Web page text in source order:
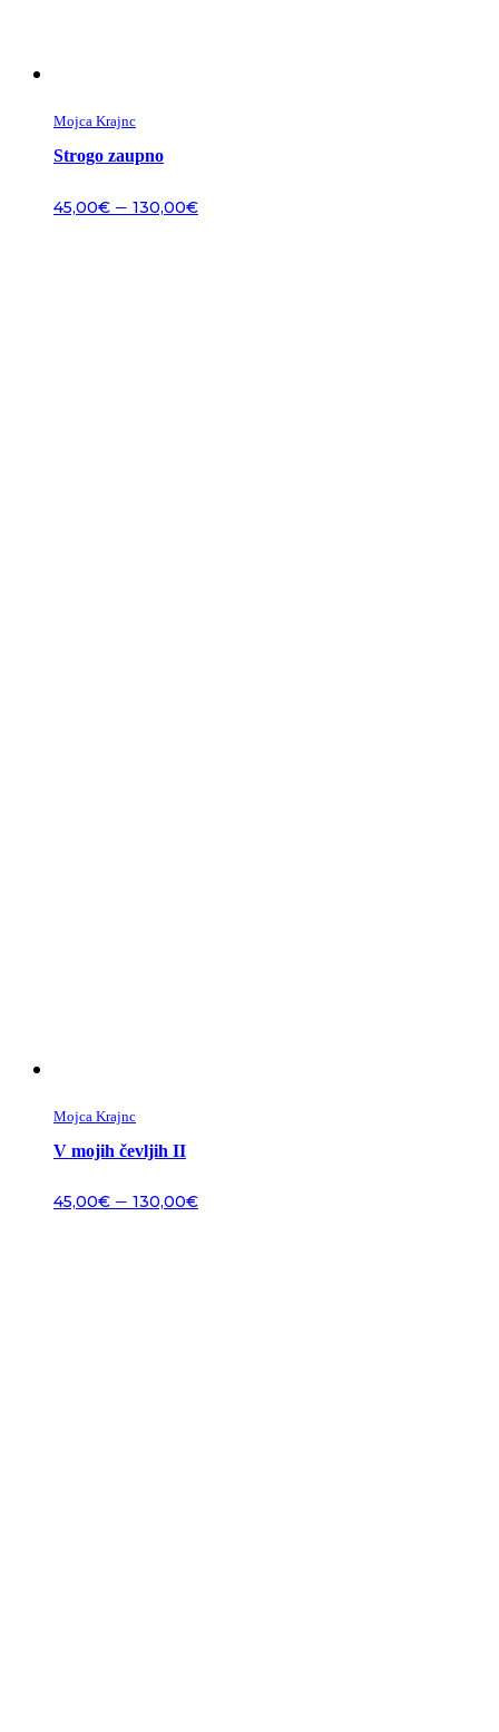
Mojca Krajnc
Strogo zaupno
45,00€ – 130,00€
Mojca Krajnc
V mojih čevljih II
45,00€ – 130,00€